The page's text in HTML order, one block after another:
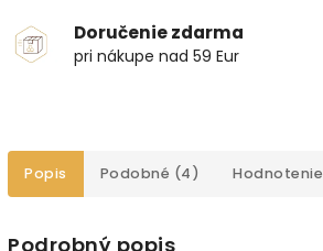
Doručenie zdarma
pri nákupe nad 59 Eur
Popis Podobné (4) Hodnotenie
Podrobný popis